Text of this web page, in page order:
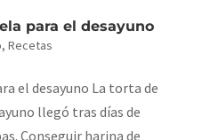
para el desayuno
, Recetas
el desayuno La torta de
llegó tras días de
Conseguir harina de